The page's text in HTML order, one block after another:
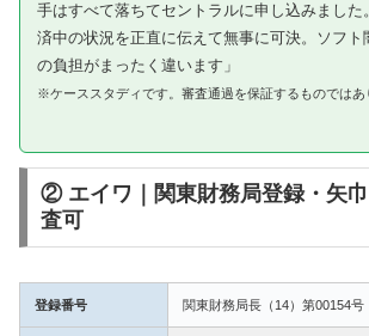
手はすべて落ちてセントラルに申し込みました
済中の状況を正直に伝えて無事に可決。ソフト
の負担がまったく違います」
※ケーススタディです。審査通過を保証するものではあ
② エイワ｜関東財務局登録・矢
査可
登録番号 関東財務局長（14）第00154号